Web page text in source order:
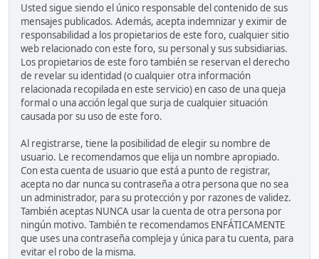
Usted sigue siendo el único responsable del contenido de sus
mensajes publicados. Además, acepta indemnizar y eximir de
responsabilidad a los propietarios de este foro, cualquier sitio
web relacionado con este foro, su personal y sus subsidiarias.
Los propietarios de este foro también se reservan el derecho
de revelar su identidad (o cualquier otra información
relacionada recopilada en este servicio) en caso de una queja
formal o una acción legal que surja de cualquier situación
causada por su uso de este foro.
Al registrarse, tiene la posibilidad de elegir su nombre de
usuario. Le recomendamos que elija un nombre apropiado.
Con esta cuenta de usuario que está a punto de registrar,
acepta no dar nunca su contraseña a otra persona que no sea
un administrador, para su protección y por razones de validez.
También aceptas NUNCA usar la cuenta de otra persona por
ningún motivo. También te recomendamos ENFÁTICAMENTE
que uses una contraseña compleja y única para tu cuenta, para
evitar el robo de la misma.